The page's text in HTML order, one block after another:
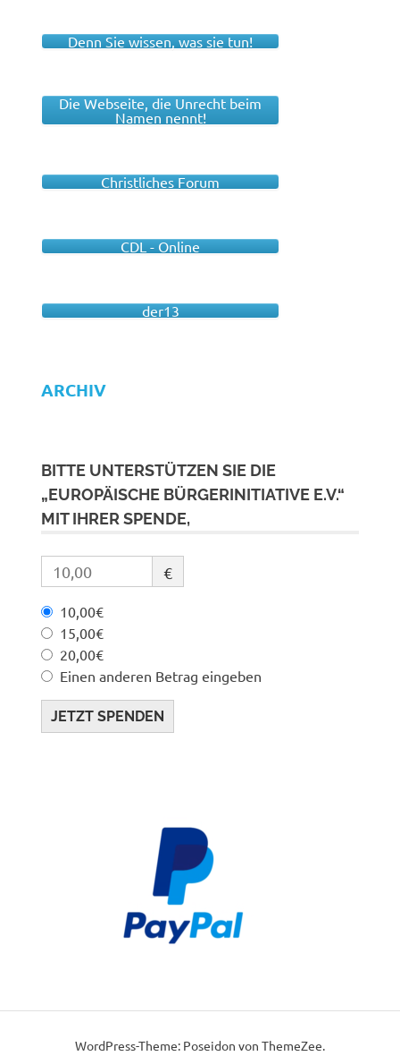
Denn Sie wissen, was sie tun!
Die Webseite, die Unrecht beim
Namen nennt!
Christliches Forum
CDL - Online
der13
ARCHIV
BITTE UNTERSTÜTZEN SIE DIE
„EUROPÄISCHE BÜRGERINITIATIVE E.V.“
MIT IHRER SPENDE,
€
10,00€
15,00€
20,00€
Einen anderen Betrag eingeben
JETZT SPENDEN
WordPress-Theme: Poseidon von ThemeZee.